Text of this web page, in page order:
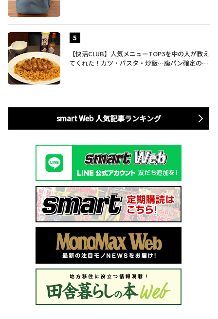
【快活CLUB】人気メニューTOP3を中の人が教え
てくれた！カツ・パスタ・炒飯…腹パン確定のガ
smart Web 人気記事ランキング